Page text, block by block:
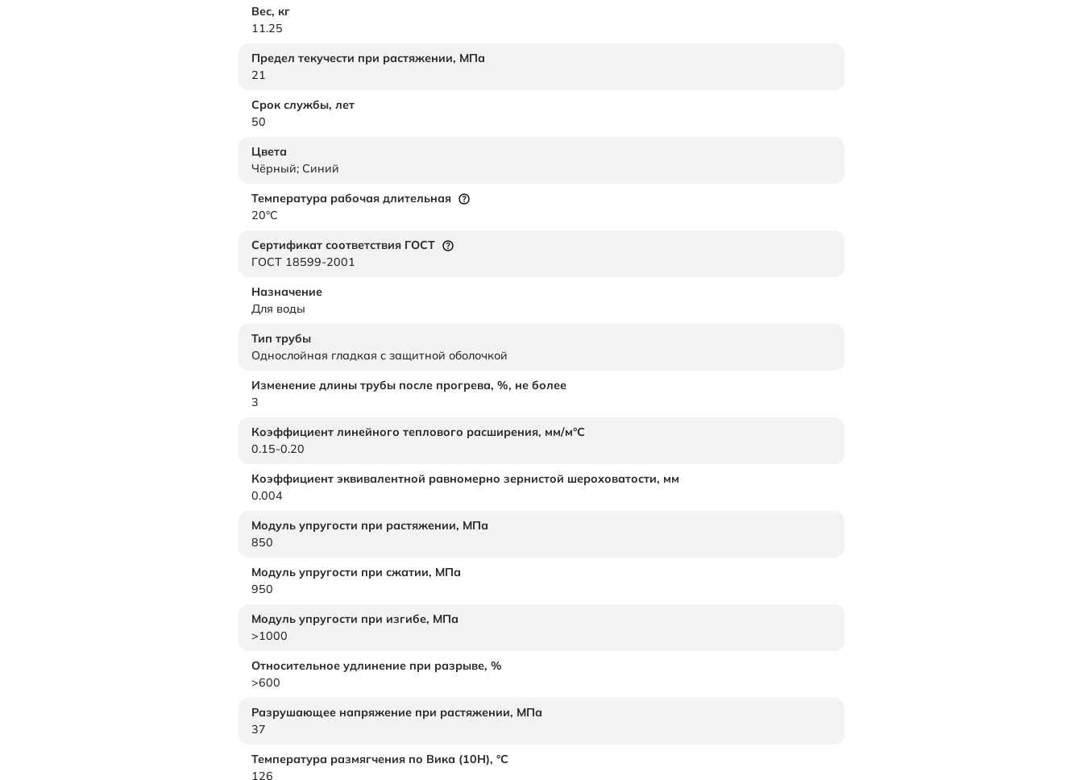
Вес, кг
11.25
Предел текучести при растяжении, МПа
21
Срок службы, лет
50
Цвета
Чёрный; Синий
Температура рабочая длительная
20°C
Сертификат соответствия ГОСТ
ГОСТ 18599-2001
Назначение
Для воды
Тип трубы
Однослойная гладкая с защитной оболочкой
Изменение длины трубы после прогрева, %, не более
3
Коэффициент линейного теплового расширения, мм/м°С
0.15-0.20
Коэффициент эквивалентной равномерно зернистой шероховатости, мм
0.004
Модуль упругости при растяжении, МПа
850
Модуль упругости при сжатии, МПа
950
Модуль упругости при изгибе, МПа
>1000
Относительное удлинение при разрыве, %
>600
Разрушающее напряжение при растяжении, МПа
37
Температура размягчения по Вика (10Н), °C
126